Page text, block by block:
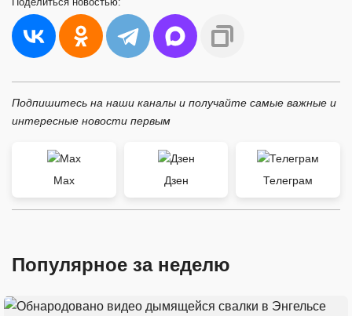
Подпишитесь на наши каналы и получайте самые важные и
интересные новости первым
Max Дзен Телеграм
Популярное за неделю